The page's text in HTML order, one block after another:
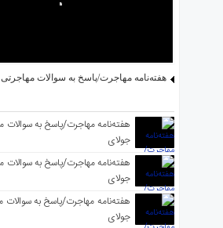
هفته‌نامه مهاجرت/پاسخ به سوالات مهاجرتی ۵ آگوست
جولای
جولای
جولای